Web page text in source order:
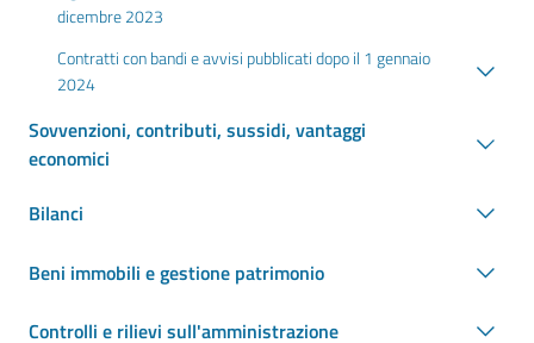
dicembre 2023
Contratti con bandi e avvisi pubblicati dopo il 1 gennaio
2024
Sovvenzioni, contributi, sussidi, vantaggi
economici
Bilanci
Beni immobili e gestione patrimonio
Controlli e rilievi sull'amministrazione